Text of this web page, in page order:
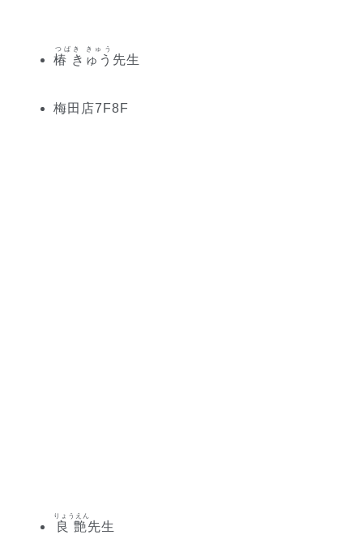
椿 きゅう
つばき きゅう
先生
梅田 店7 F8F
良艶
りょうえん
先生